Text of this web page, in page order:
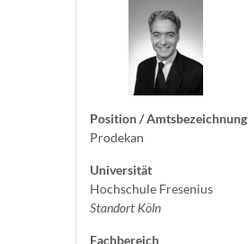
Position / Amtsbezeichnung
Prodekan
Universität
Hochschule Fresenius
Standort Köln
Fachbereich